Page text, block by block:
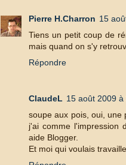
Pierre H.Charron 15
Tiens un petit coup de
mais quand on s'y
Répondre
ClaudeL 15 août 2009 à
soupe aux pois, oui, une
j'ai comme l'impression
aide Blogger.
Et moi qui voulais